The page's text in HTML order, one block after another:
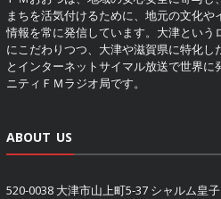
まちを活気付けるために、地元の文化や
情報を常に発信しています。大津という
にこだわりつつ、大津や滋賀県に特化し
とインターネットサイマル放送で世界に
ニティＦＭラジオ局です。
ABOUT US
520-0038 大津市山上町5-37 シャルム皇